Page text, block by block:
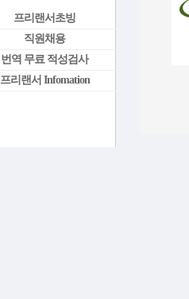
프리랜서초빙
직원채용
번역 무료 적성검사
프리랜서 Infomation